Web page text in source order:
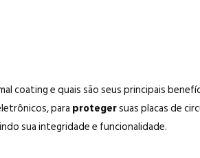
coating e quais são seus principais
para protegersuas placas de
sua integridade e funcionalidade.